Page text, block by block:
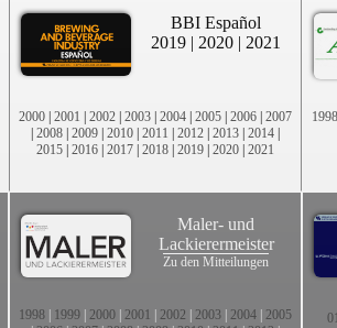
BBI Español
2019 | 2020 | 2021
2000 | 2001 | 2002 | 2003 | 2004 | 2005 | 2006 | 2007
| 2008 | 2009 | 2010 | 2011 | 2012 | 2013 | 2014 |
2015 | 2016 | 2017 | 2018 | 2019 | 2020 | 2021
1998
Maler- und
Lackierermeister
Zu den Mitteilungen
1998 1999 2000 2001 2002 2003 2004 2005